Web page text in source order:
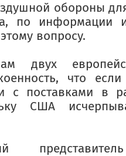
обороны
по информации
вопросу.
двух
что
с поставками в
США